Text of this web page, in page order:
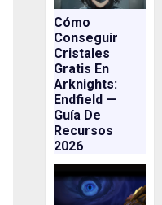
Cómo
Conseguir
Cristales
Gratis En
Arknights:
Endfield —
Guía De
Recursos
2026